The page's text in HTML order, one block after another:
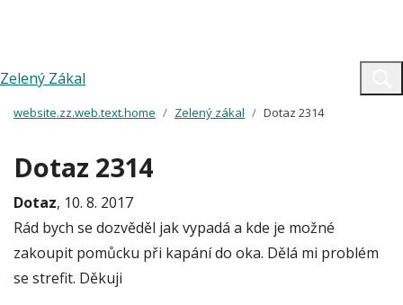
Zelený Zákal
website.zz.web.text.home Zelený zákal Dotaz 2314
Dotaz 2314
Dotaz, 10. 8. 2017
Rád bych se dozvěděl jak vypadá a kde je možné
zakoupit pomůcku při kapání do oka. Dělá mi problém
se strefit. Děkuji